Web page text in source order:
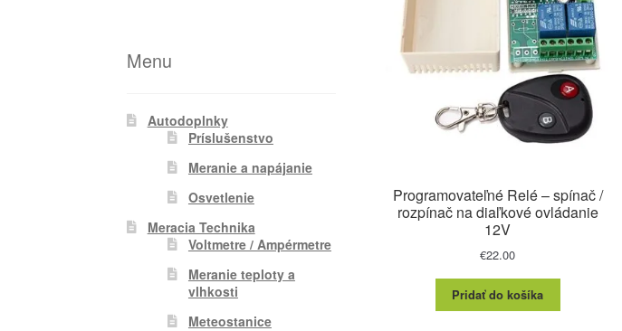
Programovateľné Relé – spínač /
rozpínač na diaľkové ovládanie
12V
€22.00
Pridať do košíka
Menu
Autodoplnky
Príslušenstvo
Meranie a napájanie
Osvetlenie
Meracia Technika
Voltmetre / Ampérmetre
Meranie teploty a
vlhkosti
Meteostanice